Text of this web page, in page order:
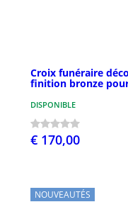
Croix funéraire
finition bronze
DISPONIBLE
€ 170,00
NOUVEAUTÉS